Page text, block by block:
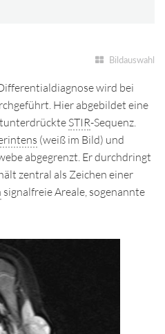
Bildauswahl
wird bei
Hier abgebildet eine
STIR-Sequenz.
(weiß im Bild) und
abgegrenzt. Er durchdringt
zentral als Zeichen einer
signalfreie Areale, sogenannte